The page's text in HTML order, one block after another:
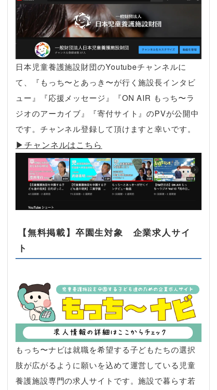
日本児童養護施設財団のYoutubeチャンネルに
て、『もっち〜とあっき〜が行く施設長インタビ
ュー』『応援メッセージ』『ON AIR もっち〜ラ
ジオのアーカイブ』『寄付サイト』のPVが公開中
です。チャンネル登録して頂けますと幸いです。
▶︎チャンネルはこちら
【無料掲載】卒園生対象 企業求人サイ
ト
もっち〜ナビは就職を希望する子どもたちの選択
肢が広がるように願いを込めて運営している児童
養護施設専門の求人サイトです。施設で暮らす若